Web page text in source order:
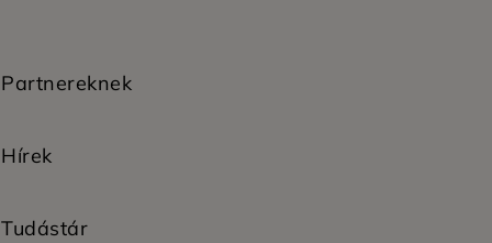
Partnereknek
Hírek
Tudástár